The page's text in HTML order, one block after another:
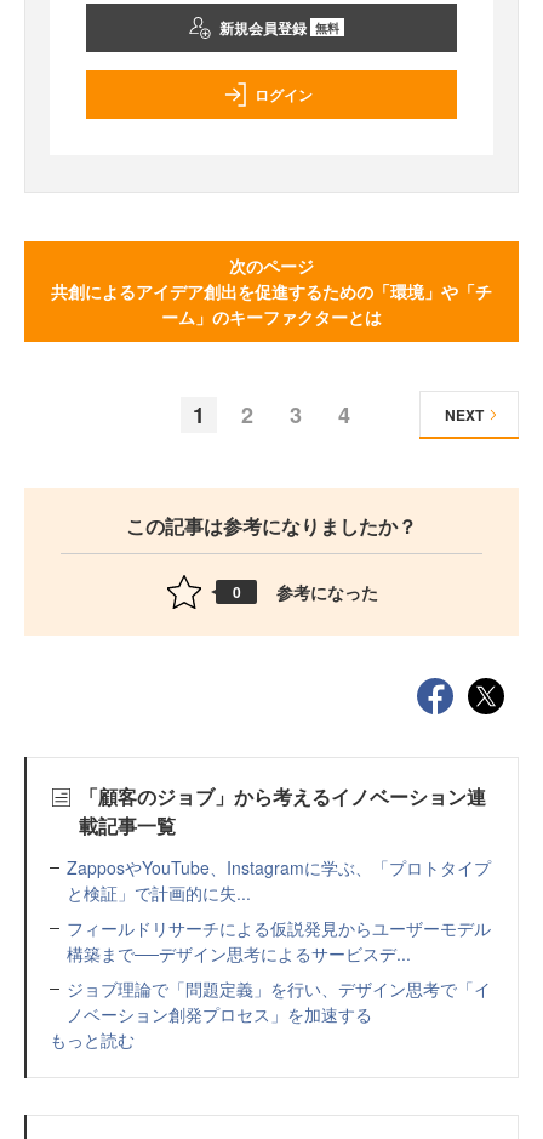
新規会員登録 無料
ログイン
次のページ
共創によるアイデア創出を促進するための「環境」や「チ
ーム」のキーファクターとは
1 2 3 4 NEXT
この記事は参考になりましたか？
0 参考になった
「顧客のジョブ」から考えるイノベーション連
載記事一覧
ZapposやYouTube、Instagramに学ぶ、「プロトタイプ
と検証」で計画的に失...
フィールドリサーチによる仮説発見からユーザーモデル
構築まで──デザイン思考によるサービスデ...
ジョブ理論で「問題定義」を行い、デザイン思考で「イ
ノベーション創発プロセス」を加速する
もっと読む